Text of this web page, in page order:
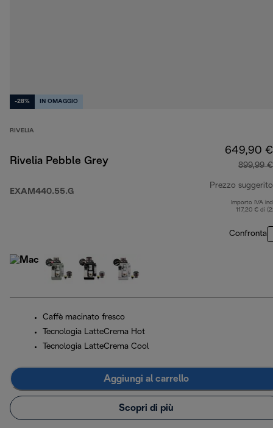
-28% IN OMAGGIO
RIVELIA
Rivelia Pebble Grey
EXAM440.55.G
649,90 €
899,99 €
Prezzo suggerito
Importo IVA
117,20 € di
Confronta
Caffè macinato fresco
Tecnologia LatteCrema Hot
Tecnologia LatteCrema Cool
Aggiungi al carrello
Scopri di più